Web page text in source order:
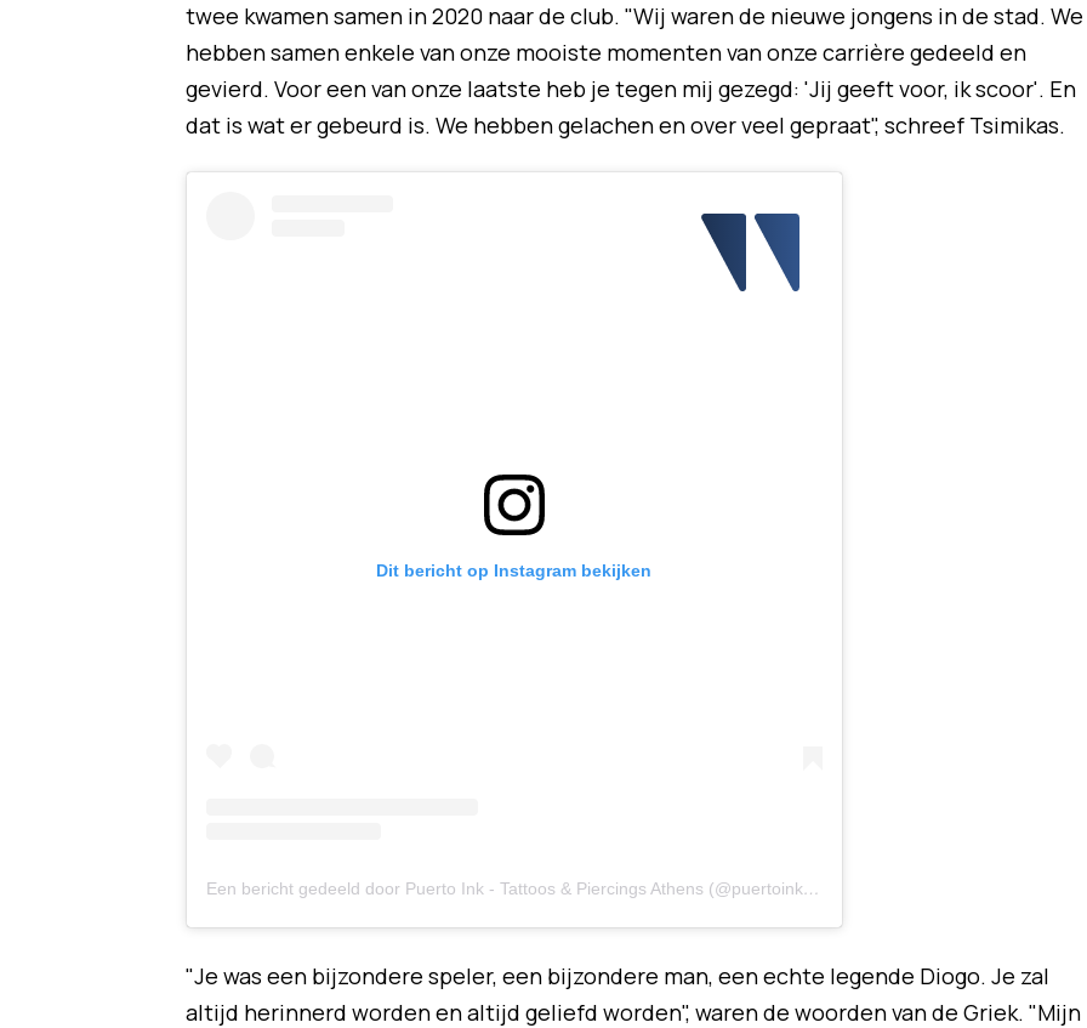
twee kwamen samen in 2020 naar de club. "Wij waren de nieuwe jongens in de stad. We
hebben samen enkele van onze mooiste momenten van onze carrière gedeeld en
gevierd. Voor een van onze laatste heb je tegen mij gezegd: 'Jij geeft voor, ik scoor'. En
dat is wat er gebeurd is. We hebben gelachen en over veel gepraat", schreef Tsimikas.
Dit bericht op Instagram bekijken
Een bericht gedeeld door Puerto Ink - Tattoos & Piercings Athens (@puertoink_athens)
"Je was een bijzondere speler, een bijzondere man, een echte legende Diogo. Je zal
altijd herinnerd worden en altijd geliefd worden", waren de woorden van de Griek. "Mijn